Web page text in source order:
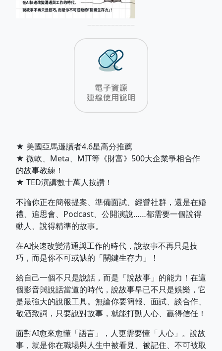
––––––––––––
★ 美國亞馬遜讀者4.6星高分推薦
★ 微軟、Meta、MIT等《財富》500大企業爭相合作
的故事教練！
★ TED演講數十萬人按讚！
不論你正在簡報提案、準備面試、經營社群，還是在婚
禮、追思會、Podcast、公開演說……都需要一個說得
動人、說得精準的故事。
在AI快速改變溝通與工作的時代，說故事不再只是技
巧，而是你不可或缺的「關鍵生存力」！
給自己一個不只是說話，而是「說故事」的能力！在這
個影音與說話當道的時代，說故事早已不只是娛樂，它
是最強大的說服工具。無論你要簡報、面試、談合作、
敬酒致詞，只要說對故事，就能打動人心、贏得信任！
面對AI愈來愈懂「語言」，人更需要懂「人心」。說故
事，就是你在職場與人生中被看見、被記住、不可被取